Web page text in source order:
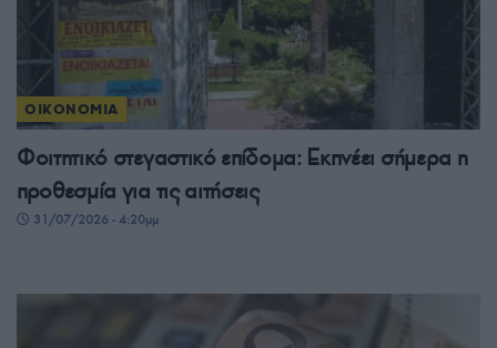
ΟΙΚΟΝΟΜΙΑ
Φοιτητικό στεγαστικό επίδομα: Εκπνέει σήμερα η
προθεσμία για τις αιτήσεις
31/07/2026 - 4:20μμ